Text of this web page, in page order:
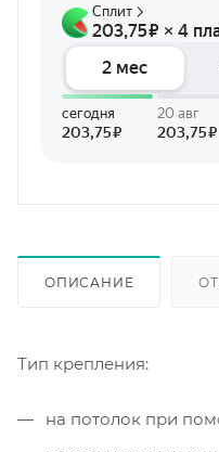
ОПИСАНИЕ
Тип крепления:
на потолок при